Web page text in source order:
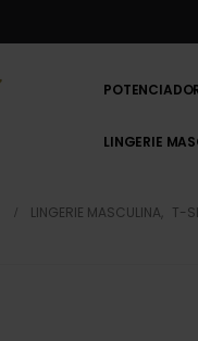
LINGERIE
LINGERIE MASCULINA T-